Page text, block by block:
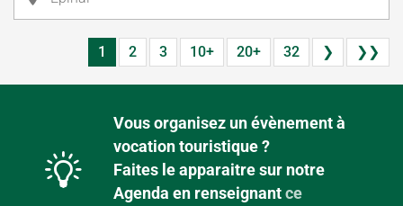
1 2 3 10+ 20+ 32 ❯ ❯❯
Vous organisez un évènement à
vocation touristique ?
Faites le apparaitre sur notre
Agenda en renseignantce